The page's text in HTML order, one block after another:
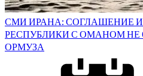
СМИ ИРАНА: СОГЛАШЕНИЕ
РЕСПУБЛИКИ С ОМАНОМ НЕ
ОРМУЗА